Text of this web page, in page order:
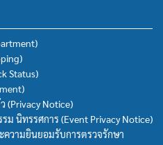
Status)
(Privacy Notice)
ม นิทรรศการ (Event Privacy Notice)
ความยินยอมรับการตรวจรักษา